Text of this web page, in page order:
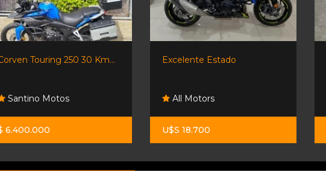
Touring 250 30 Km...
Santino Motos
6.400.000
Excelente Estado
All Motors
U$S 18.700